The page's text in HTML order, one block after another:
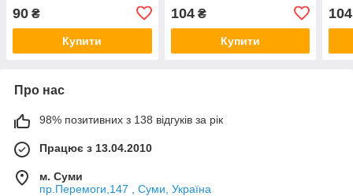
90 ₴
Купити
104₴
Купити
104
Про нас
98% позитивних з 138 відгуків за рік
Працює з 13.04.2010
м. Суми
пр.Перемоги,147 , Суми, Україна